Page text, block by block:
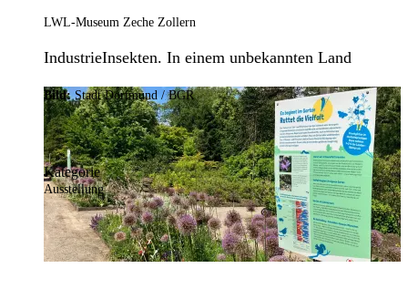
LWL-Museum Zeche Zollern
IndustrieInsekten. In einem unbekannten Land
Bild: Stadt Dortmund / BGR
Kategorie
Ausstellung